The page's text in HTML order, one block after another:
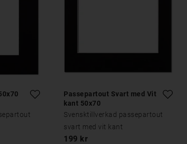
Passepartout Svart med Vit
kant 50x70
Svensktillverkad passepartout
svart med vit kant
199 kr